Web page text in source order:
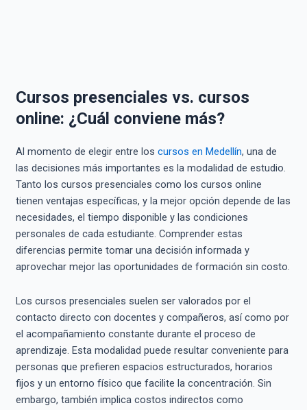
Cursos presenciales vs. cursos
online: ¿Cuál conviene más?
Al momento de elegir entre los cursos en Medellín, una de
las decisiones más importantes es la modalidad de estudio.
Tanto los cursos presenciales como los cursos online
tienen ventajas específicas, y la mejor opción depende de las
necesidades, el tiempo disponible y las condiciones
personales de cada estudiante. Comprender estas
diferencias permite tomar una decisión informada y
aprovechar mejor las oportunidades de formación sin costo.
Los cursos presenciales suelen ser valorados por el
contacto directo con docentes y compañeros, así como por
el acompañamiento constante durante el proceso de
aprendizaje. Esta modalidad puede resultar conveniente para
personas que prefieren espacios estructurados, horarios
fijos y un entorno físico que facilite la concentración. Sin
embargo, también implica costos indirectos como